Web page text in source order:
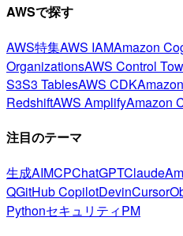
AWSで探す
AWS特集AWS IAMAmazon
OrganizationsAWS Control
S3S3 TablesAWS CDK
RedshiftAWS AmplifyAmazon
注目のテーマ
生成AIMCPChatGPTClaude
QGitHub CopilotDevinCursor
PythonセキュリティPM